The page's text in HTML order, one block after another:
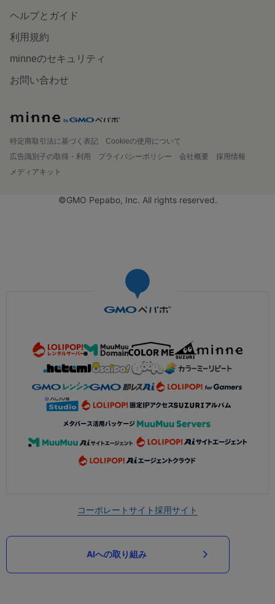
ヘルプとガイド
利用規約
minneのセキュリティ
お問い合わせ
特定商取引法に基づく表記
Cookieの使用について
広告識別子の取得・利用
プライバシーポリシー 会社概要
採用情報
メディアキット
©GMO Pepabo, Inc. All rights reserved.
コーポレートサイト採用サイト
AIへの取り組み